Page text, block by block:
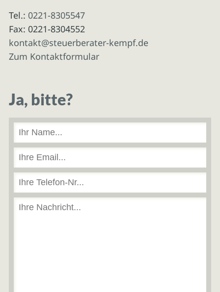
Tel.: 0221-8305547
Fax: 0221-8304552
kontakt@steuerberater-kempf.de
Zum Kontaktformular
Ja, bitte?